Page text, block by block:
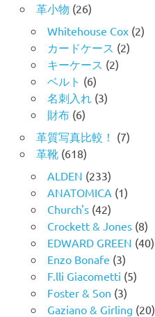
革小物 (26)
Whitehouse Cox(2)
カードケース (2)
キーケース (2)
ベルト (6)
名刺入れ (3)
財布(6)
革質写真比較！ (7)
革靴(618)
ALDEN (233)
ANATOMICA (1)
Church's(42)
Crockett & Jones(8)
EDWARD GREEN (40)
Enzo Bonafe (3)
F.lli Giacometti (5)
Foster & Son (3)
Gaziano & Girling (20)